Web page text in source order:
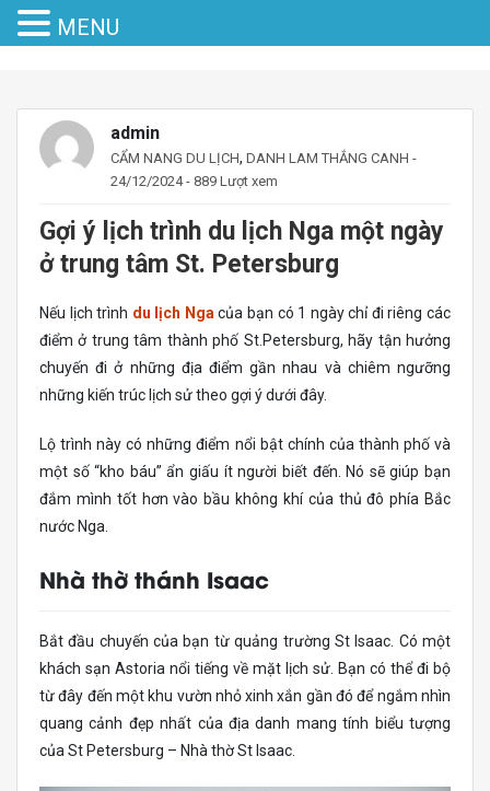
admin
CẨM NANG DU LỊCH, DANH LAM THẮNG CANH -
24/12/2024 - 889 Lượt xem
Gợi ý lịch trình du lịch Nga một ngày
ở trung tâm St. Petersburg
Nếu lịch trình du lịch Nga của bạn có 1 ngày chỉ đi riêng các
điểm ở trung tâm thành phố St.Petersburg, hãy tận hưởng
chuyến đi ở những địa điểm gần nhau và chiêm ngưỡng
những kiến trúc lịch sử theo gợi ý dưới đây.
Lộ trình này có những điểm nổi bật chính của thành phố và
một số “kho báu” ẩn giấu ít người biết đến. Nó sẽ giúp bạn
đắm mình tốt hơn vào bầu không khí của thủ đô phía Bắc
nước Nga.
Nhà thờ thánh Isaac
Bắt đầu chuyến của bạn từ quảng trường St Isaac. Có một
khách sạn Astoria nổi tiếng về mặt lịch sử. Bạn có thể đi bộ
từ đây đến một khu vườn nhỏ xinh xắn gần đó để ngắm nhìn
quang cảnh đẹp nhất của địa danh mang tính biểu tượng
của St Petersburg – Nhà thờ St Isaac.
MENU